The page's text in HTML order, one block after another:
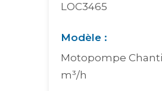
LOC3465
Modèle :
Motopompe
m³/h